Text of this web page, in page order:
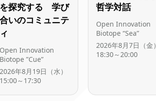
を探究する 学び
合いのコミュニテ
ィ
Open Innovation
Biotope ”Cue”
2026年8月19日（水）
15:00～17:30
哲学対話
Open Innovation
Biotope “Sea”
2026年8月7日（金）
18:30～20:00